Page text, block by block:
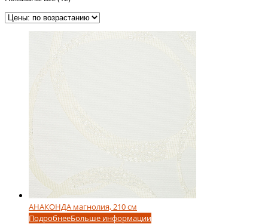
возрастанию
АНАКОНДА магнолия, 210 см
ПодробнееБольше информации